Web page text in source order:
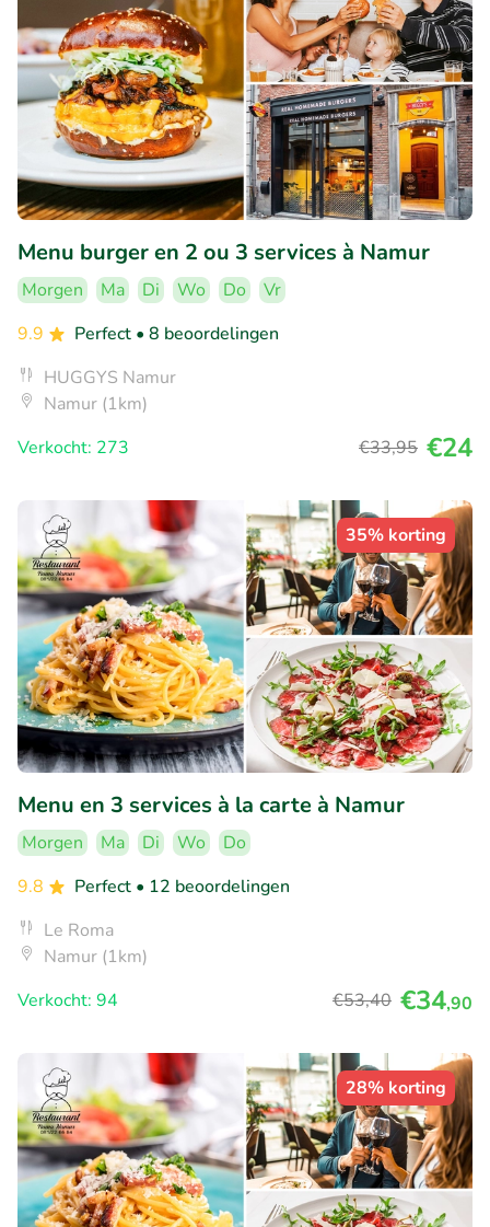
Menu burger en 2 ou 3 services à Namur
Morgen Ma Di Wo Do
Vr
9.9
Perfect • 8 beoordelingen
HUGGYS Namur
Namur (1km)
Verkocht: 273
€33,95 €24
35% korting
Menu en 3 services à la carte à Namur
Morgen Ma Di Wo
Do
9.8
Perfect • 12 beoordelingen
Le Roma
Namur (1km)
Verkocht: 94
€53,40 €34,90
28% korting